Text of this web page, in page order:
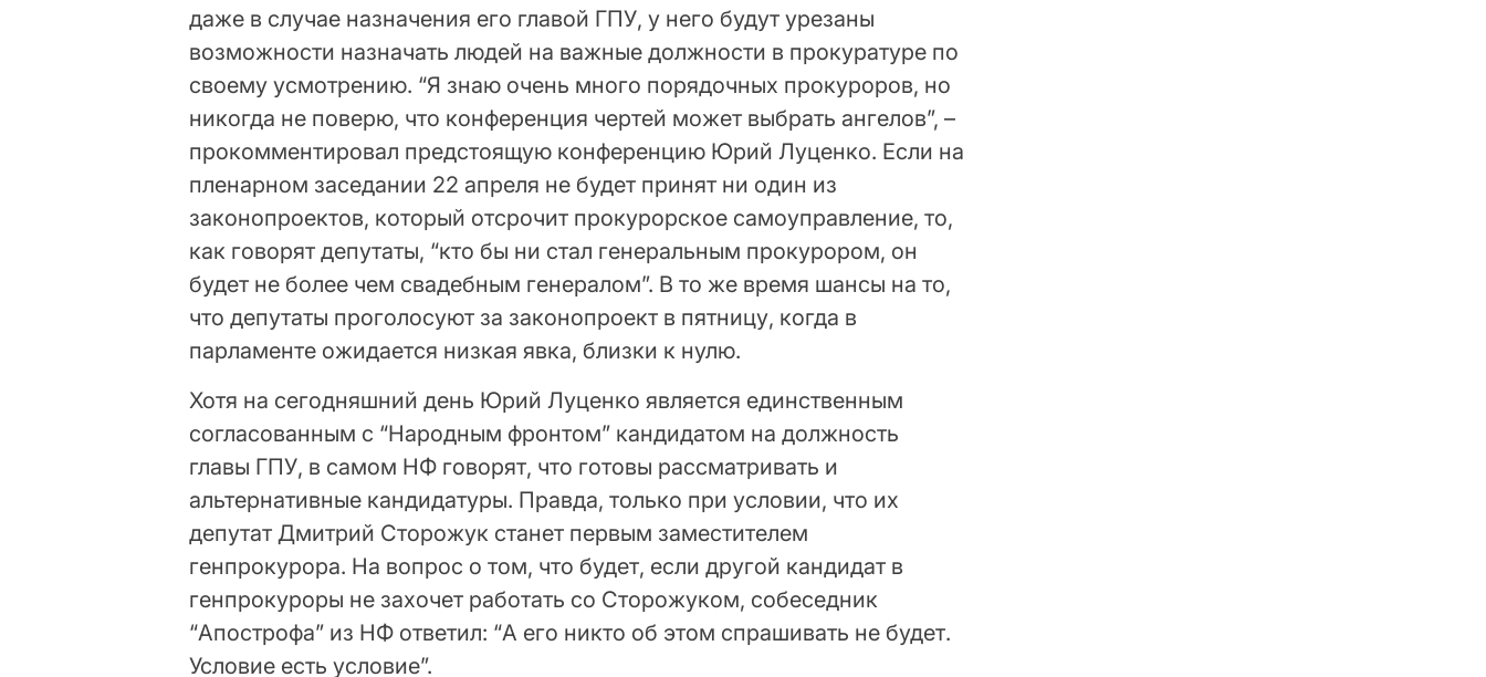
даже в случае назначения его главой ГПУ, у него будут урезаны
возможности назначать людей на важные должности в прокуратуре по
своему усмотрению. “Я знаю очень много порядочных прокуроров, но
никогда не поверю, что конференция чертей может выбрать ангелов”, –
прокомментировал предстоящую конференцию Юрий Луценко. Если на
пленарном заседании 22 апреля не будет принят ни один из
законопроектов, который отсрочит прокурорское самоуправление, то,
как говорят депутаты, “кто бы ни стал генеральным прокурором, он
будет не более чем свадебным генералом”. В то же время шансы на то,
что депутаты проголосуют за законопроект в пятницу, когда в
парламенте ожидается низкая явка, близки к нулю.
Хотя на сегодняшний день Юрий Луценко является единственным
согласованным с “Народным фронтом” кандидатом на должность
главы ГПУ, в самом НФ говорят, что готовы рассматривать и
альтернативные кандидатуры. Правда, только при условии, что их
депутат Дмитрий Сторожук станет первым заместителем
генпрокурора. На вопрос о том, что будет, если другой кандидат в
генпрокуроры не захочет работать со Сторожуком, собеседник
“Апострофа” из НФ ответил: “А его никто об этом спрашивать не будет.
Условие есть условие”.